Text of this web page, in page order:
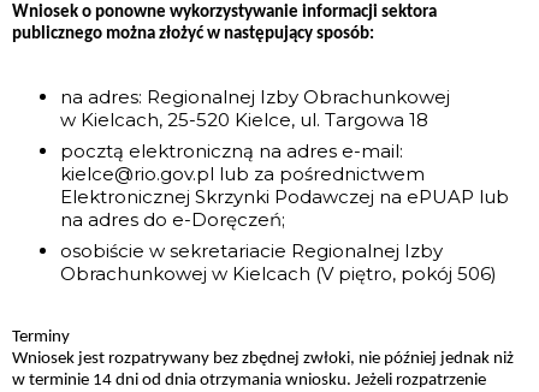
Wniosek o ponowne wykorzystywanie informacji sektora
publicznego można złożyć w następujący sposób:
na adres: Regionalnej Izby Obrachunkowej
w Kielcach, 25-520 Kielce, ul. Targowa 18
pocztą elektroniczną na adres e-mail:
kielce@rio.gov.pl lub za pośrednictwem
Elektronicznej Skrzynki Podawczej na ePUAP lub
na adres do e-Doręczeń;
osobiście w sekretariacie Regionalnej Izby
Obrachunkowej w Kielcach (V piętro, pokój 506)
Terminy
Wniosek jest rozpatrywany bez zbędnej zwłoki, nie później jednak niż
w terminie 14 dni od dnia otrzymania wniosku. Jeżeli rozpatrzenie